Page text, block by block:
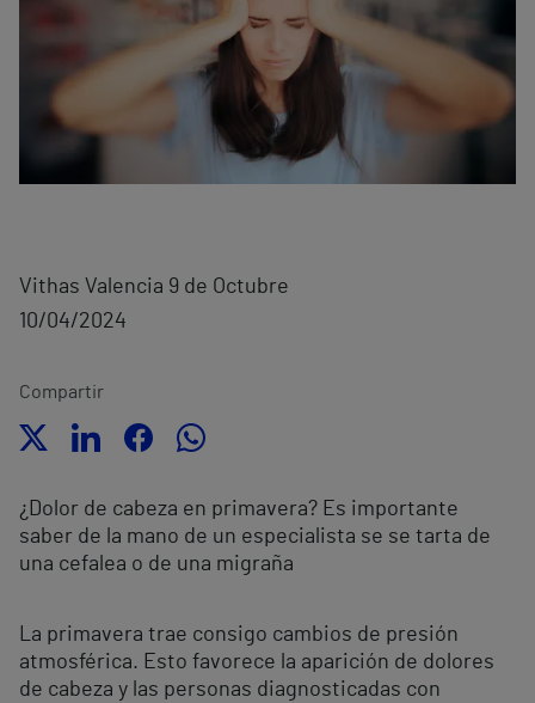
Vithas Valencia 9 de Octubre
10/04/2024
Compartir
¿Dolor de cabeza en primavera? Es importante
saber de la mano de un especialista se se tarta de
una cefalea o de una migraña
La primavera trae consigo cambios de presión
atmosférica. Esto favorece la aparición de dolores
de cabeza y las personas diagnosticadas con